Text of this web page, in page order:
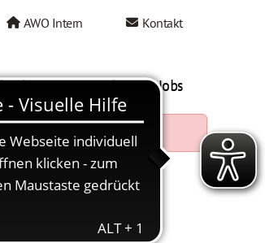
AWO Intern Kontakt
Mein AWO Jobs